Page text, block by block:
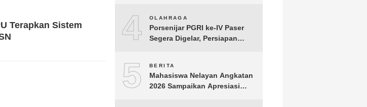
Terapkan Sistem
4 OLAHRAGA
Porsenijar PGRI ke-IV Paser
Segera Digelar, Persiapan
5 BERITA
Mahasiswa Nelayan Angkatan
2026 Sampaikan Apresiasi